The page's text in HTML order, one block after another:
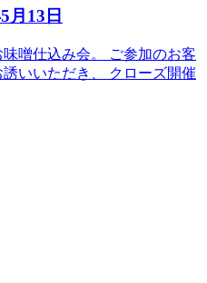
13日
噌仕込み会。 ご参加のお客
いいただき、 クローズ開催